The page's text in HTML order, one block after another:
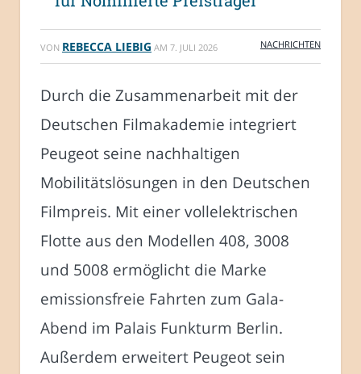
VON REBECCA LIEBIG AM 7. JULI 2026 NACHRICHTEN
Durch die Zusammenarbeit mit der
Deutschen Filmakademie integriert
Peugeot seine nachhaltigen
Mobilitätslösungen in den Deutschen
Filmpreis. Mit einer vollelektrischen
Flotte aus den Modellen 408, 3008
und 5008 ermöglicht die Marke
emissionsfreie Fahrten zum Gala-
Abend im Palais Funkturm Berlin.
Außerdem erweitert Peugeot sein